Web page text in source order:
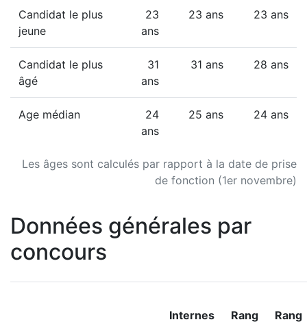
Les âges sont calculés par rapport à la date de prise
de fonction (1er novembre)
Candidat le plus
jeune
23
ans
23 ans 23 ans
Candidat le plus
âgé
31
ans
31 ans 28 ans
Age médian
24
ans
25 ans 24 ans
Données générales par
concours
Internes
Rang
Rang